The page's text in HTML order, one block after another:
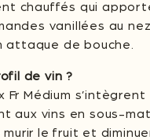
chauffés qui
vanillées au
attaque de bouche.
de vin ?
Fr Médium s’intègrent
aux vins en sous-
murir le fruit et